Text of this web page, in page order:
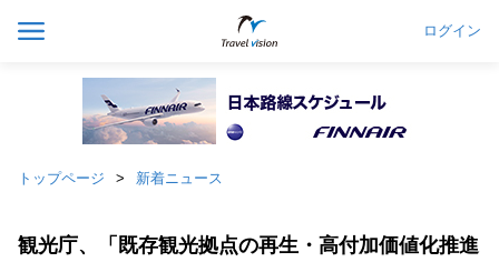
ログイン
トップページ 新着ニュース
観光庁、「既存観光拠点の再生・高付加価値化推進